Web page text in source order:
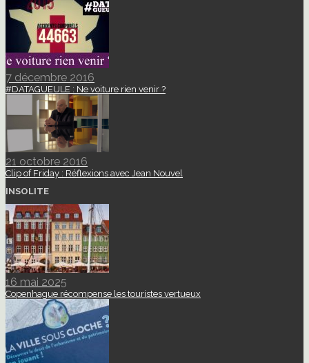
7 décembre 2016
#DATAGUEULE : Ne voiture rien venir ?
21 octobre 2016
Clip of Friday : Réflexions avec Jean Nouvel
INSOLITE
16 mai 2025
Copenhague récompense les touristes vertueux